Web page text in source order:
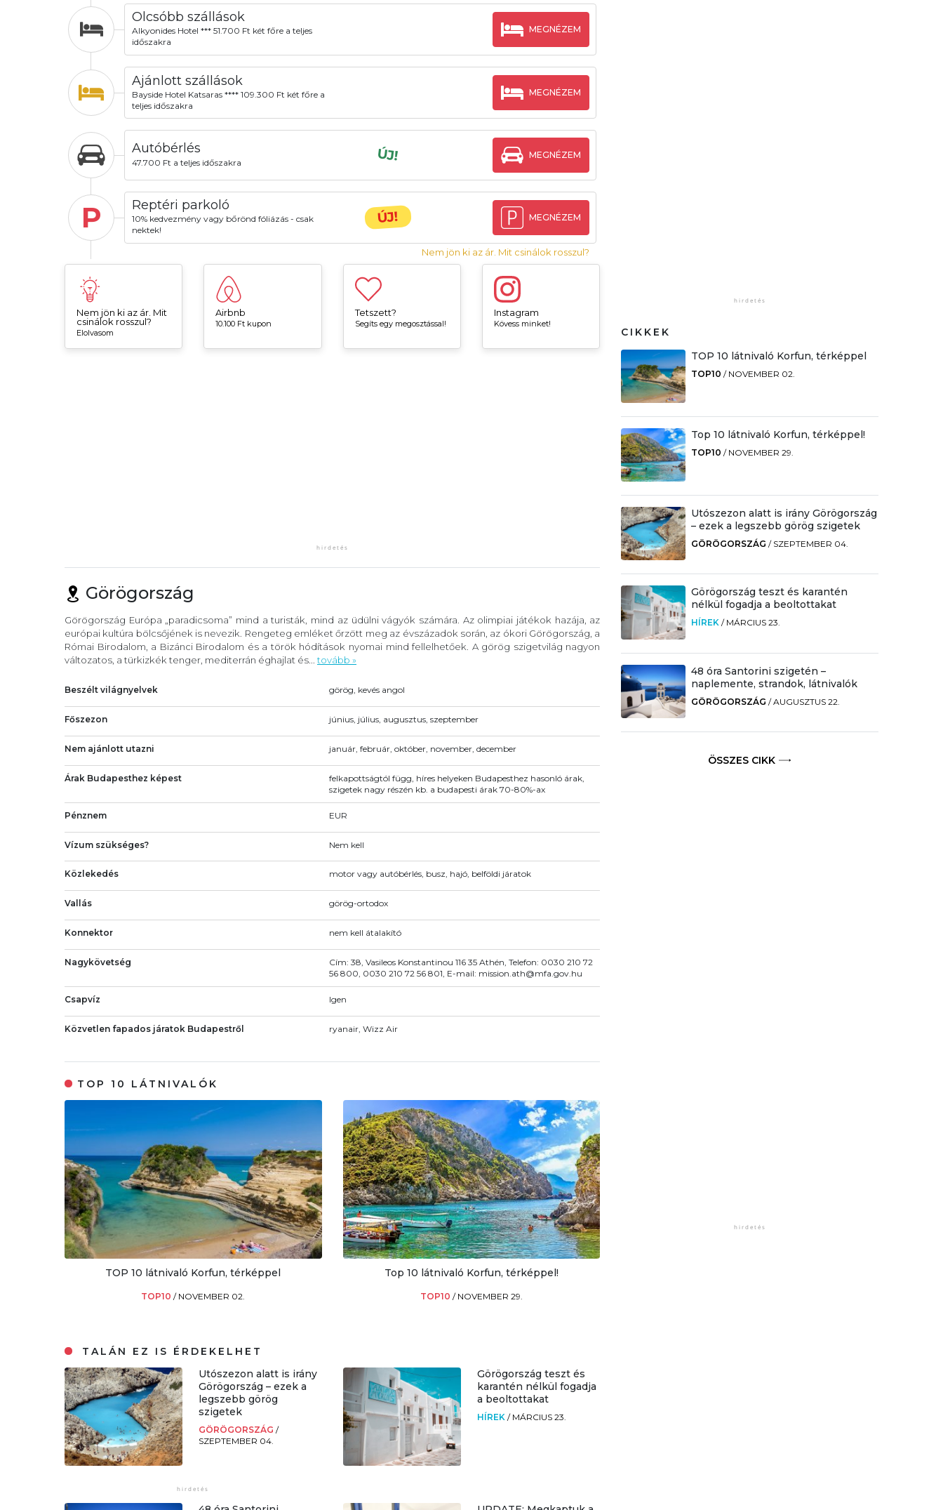
Olcsóbb szállások
Alkyonides Hotel *** 51.700 Ft két főre a teljes
időszakra
MEGNÉZEM
Ajánlott szállások
Bayside Hotel Katsaras **** 109.300 Ft két főre a
teljes időszakra
MEGNÉZEM
Autóbérlés
47.700 Ft a teljes időszakra ÚJ! MEGNÉZEM
P Reptéri parkoló
10% kedvezmény vagy bőrönd fóliázás - csak
nektek!
ÚJ! MEGNÉZEM
Nem jön ki az ár. Mit csinálok rosszul?
Nem jön ki az ár. Mit
csinálok rosszul?
Elolvasom
Airbnb
10.100 Ft kupon
Tetszett?
Segíts egy megosztással!
Instagram
Kövess minket!
Görögország
Görögország Európa „paradicsoma” mind a turisták, mind az üdülni vágyók számára. Az olimpiai játékok hazája, az
európai kultúra bölcsőjének is nevezik. Rengeteg emléket őrzött meg az évszázadok során, az ókori Görögország, a
Római Birodalom, a Bizánci Birodalom és a török hódítások nyomai mind fellelhetőek. A görög szigetvilág nagyon
változatos, a türkizkék tenger, mediterrán éghajlat és... tovább »
Beszélt világnyelvek görög, kevés angol
Főszezon június, július, augusztus, szeptember
Nem ajánlott utazni január, február, október, november, december
Árak Budapesthez képest
felkapottságtól függ, híres helyeken Budapesthez hasonló árak,
szigetek nagy részén kb. a budapesti árak 70-80%-ax
Pénznem EUR
Vízum szükséges? Nem kell
Közlekedés motor vagy autóbérlés, busz, hajó, belföldi járatok
Vallás görög-ortodox
Konnektor nem kell átalakító
Nagykövetség
Cím: 38, Vasileos Konstantinou 116 35 Athén, Telefon: 0030 210 72
56 800, 0030 210 72 56 801, E-mail: mission.ath@mfa.gov.hu
Csapvíz Igen
Közvetlen fapados járatok Budapestről ryanair, Wizz Air
TOP 10 LÁTNIVALÓK
TOP 10 látnivaló Korfun, térképpel
TOP10/ NOVEMBER 02.
Top 10 látnivaló Korfun, térképpel!
TOP10 / NOVEMBER 29.
TALÁN EZ IS ÉRDEKELHET
Utószezon alatt is irány
Görögország – ezek a
legszebb görög
szigetek
GÖRÖGORSZÁG/
SZEPTEMBER 04.
Görögország teszt és
karantén nélkül fogadja
a beoltottakat
HÍREK / MÁRCIUS 23.
CIKKEK
TOP 10 látnivaló Korfun, térképpel
TOP10 / NOVEMBER 02.
Top 10 látnivaló Korfun, térképpel!
TOP10 / NOVEMBER 29.
Utószezon alatt is irány Görögország
– ezek a legszebb görög szigetek
GÖRÖGORSZÁG / SZEPTEMBER 04.
Görögország teszt és karantén
nélkül fogadja a beoltottakat
HÍREK / MÁRCIUS 23.
48 óra Santorini szigetén –
naplemente, strandok, látnivalók
GÖRÖGORSZÁG /AUGUSZTUS 22.
ÖSSZES CIKK